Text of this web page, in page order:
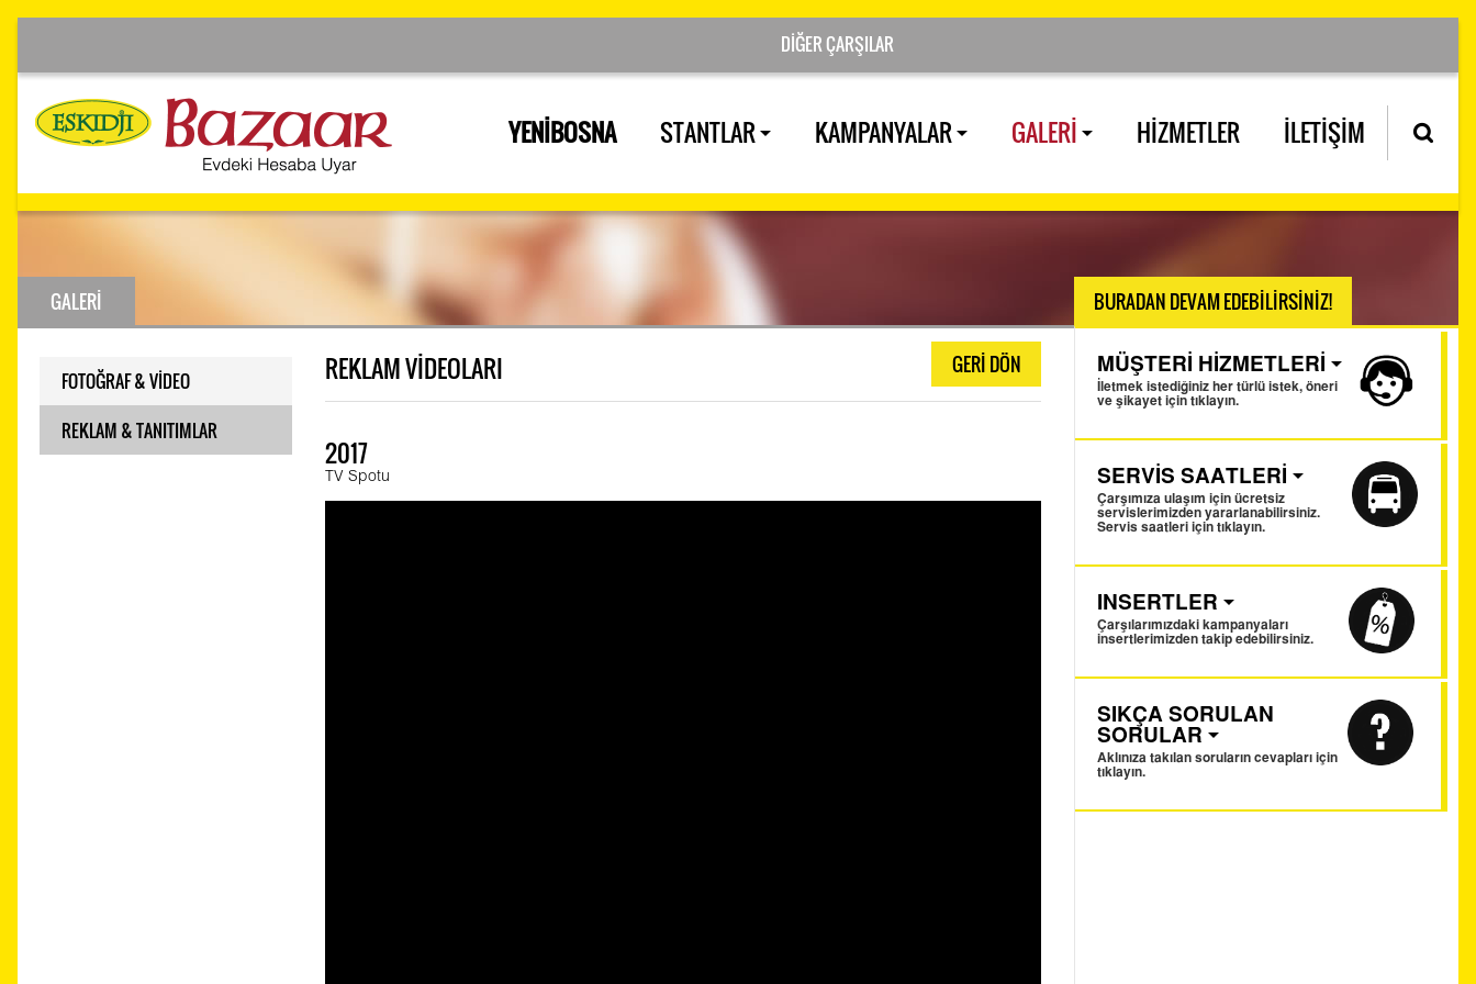
YENİBOSNA STANTLAR KAMPANYALAR GALERİ HİZMETLER İLETİŞİM
GALERİ
FOTOĞRAF & VİDEO
REKLAM & TANITIMLAR
GERİ DÖN
REKLAM VİDEOLARI
2017
TV Spotu
BURADAN DEVAM EDEBİLİRSİNİZ!
MÜŞTERİ HİZMETLERİ
İletmek istediğiniz her türlü istek, öneri
ve şikayet için tıklayın.
SERVİS SAATLERİ
Çarşımıza ulaşım için ücretsiz
servislerimizden yararlanabilirsiniz.
Servis saatleri için tıklayın.
INSERTLER
Çarşılarımızdaki kampanyaları
insertlerimizden takip edebilirsiniz.
SIKÇA SORULAN
SORULAR
Aklınıza takılan soruların cevapları için
tıklayın.